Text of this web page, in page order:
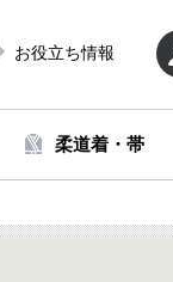
お役立ち情報
柔道着・帯